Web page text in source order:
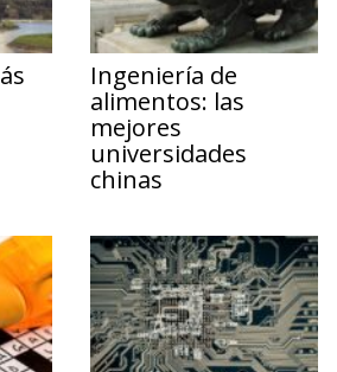
Ingeniería de
alimentos: las
mejores
universidades
chinas